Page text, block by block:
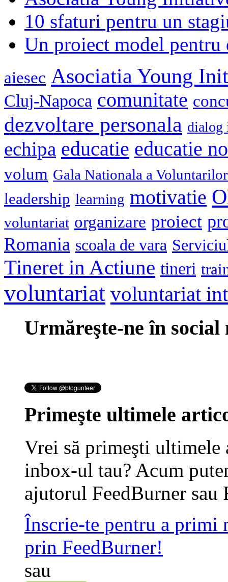
10 sfaturi pentru un
Un proiect model
aiesec Asociatia Young
Cluj-Napoca comunitate
dezvoltare personala dialog
echipa educatie educatie
volum Gala Nationala a Voluntarilor
leadership learning motivatie
voluntariat organizare proiect
Romania scoala de vara
Tineret in Actiune tineri
voluntariat voluntariat
Urmăreşte-ne în social
Primeşte ultimele
Vrei să primeşti
inbox-ul tau? Acum
ajutorul FeedBurner sau
Înscrie-te pentru a primi
prin FeedBurner!
sau